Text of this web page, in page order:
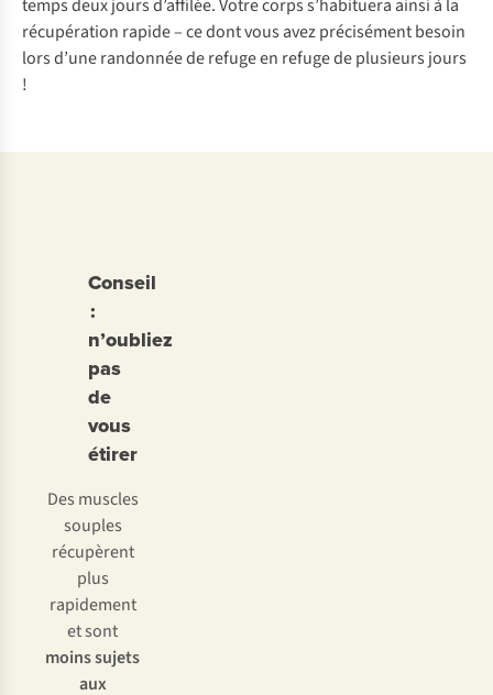
tempsdeuxjoursd’affilée.Votrecorpss’habituera ainsi à la
récupération rapide– cedontvous avezprécisémentbesoin
lorsd’unerandonnéederefugeen refugedeplusieurs jours
!
Conseil
:
n’oubliez
pas
de
vous
étirer
Des muscles
souples
récupèrent
plus
rapidement
et sont
moins sujets
aux